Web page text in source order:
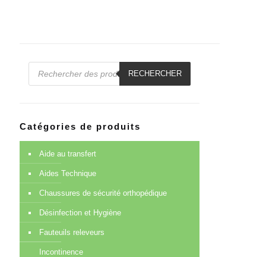
Recherche
RECHERCHER
Catégories de produits
Aide au transfert
Aides Technique
Chaussures de sécurité orthopédique
Désinfection et Hygiène
Fauteuils releveurs
Incontinence